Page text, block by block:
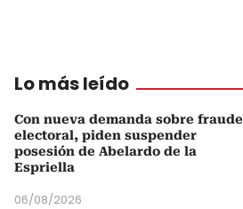
Lo más leído
Con nueva demanda sobre fraude
electoral, piden suspender
posesión de Abelardo de la
Espriella
06/08/2026